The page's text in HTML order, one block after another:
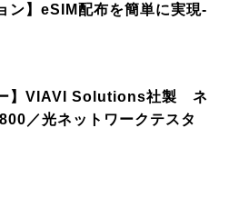
ン】eSIM配布を簡単に実現-
ー】VIAVI Solutions社製 ネ
／光ネットワークテスタ